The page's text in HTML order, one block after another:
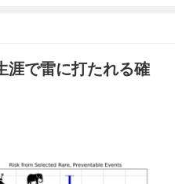
涯で雷に打たれる確